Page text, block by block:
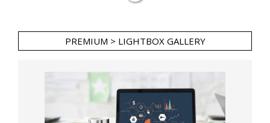
PREMIUM > LIGHTBOX GALLERY